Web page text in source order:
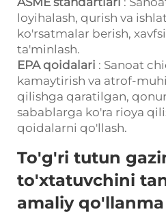
loyihalash, qurish va
ko'rsatmalar berish,
ta'minlash.
EPA qoidalari : Sanoat
kamaytirish va atrof-
qilishga qaratilgan,
sabablarga ko'ra rioya
qoidalarni qo'llash.
To'g'ri tutun
to'xtatuvchini
amaliy qo'llanma